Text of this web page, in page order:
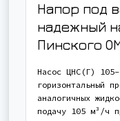
Напор под
надежный
Пинского
Насос ЦНС(Г) 105-
горизонтальный
аналогичных
подачу 105 м³/ч